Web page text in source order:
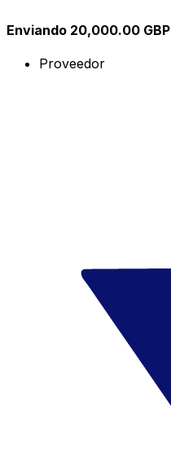
Enviando 20,000.00 GBP
Proveedor